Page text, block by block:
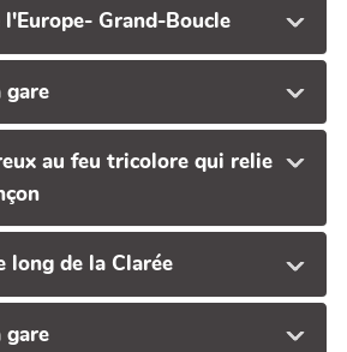
Grand-Boucle
gare
au feu tricolore qui relie
long de la Clarée
gare